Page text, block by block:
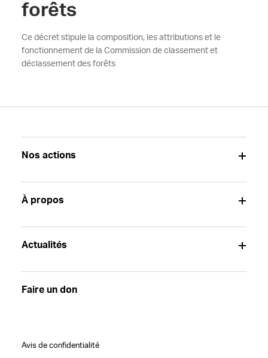
forêts
Ce décret stipule la composition, les attributions et le
fonctionnement de la Commission de classement et
déclassement des forêts
Nos actions
À propos
Actualités
Faire un don
Avis de confidentialité